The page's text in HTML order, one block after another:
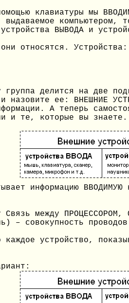
клавиатуры мы
компьютером,
ВЫВОДА и
относятся.
делится на две
назовите ее: ВНЕШНИЕ
А теперь
и те, которые вы знаете.
информацию ВВОДИМУЮ
между ПРОЦЕССОРОМ,
– совокупность
устройство,